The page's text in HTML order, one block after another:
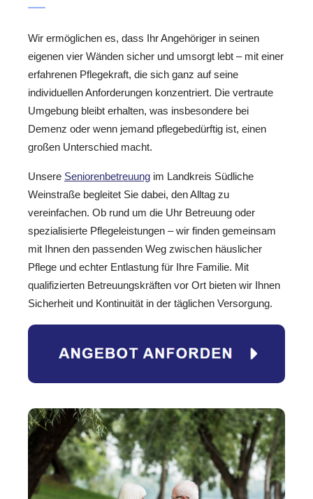
Wir ermöglichen es, dass Ihr Angehöriger in seinen
eigenen vier Wänden sicher und umsorgt lebt – mit einer
erfahrenen Pflegekraft, die sich ganz auf seine
individuellen Anforderungen konzentriert. Die vertraute
Umgebung bleibt erhalten, was insbesondere bei
Demenz oder wenn jemand pflegebedürftig ist, einen
großen Unterschied macht.
Unsere Seniorenbetreuung im Landkreis Südliche
Weinstraße begleitet Sie dabei, den Alltag zu
vereinfachen. Ob rund um die Uhr Betreuung oder
spezialisierte Pflegeleistungen – wir finden gemeinsam
mit Ihnen den passenden Weg zwischen häuslicher
Pflege und echter Entlastung für Ihre Familie. Mit
qualifizierten Betreuungskräften vor Ort bieten wir Ihnen
Sicherheit und Kontinuität in der täglichen Versorgung.